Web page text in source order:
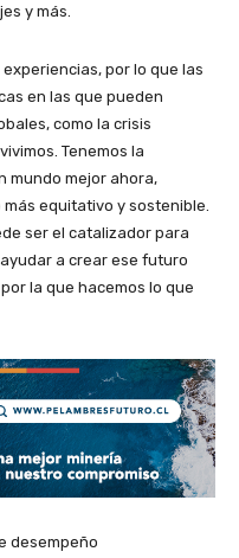
y más.
por lo que las
en las que pueden
como la crisis
Tenemos la
mundo mejor ahora,
equitativo y sostenible.
ser el catalizador para
a crear ese futuro
la que hacemos lo que
desempeño